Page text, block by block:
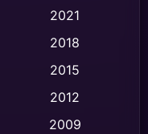
(47)
(436)
2021
2018
2015
2012
2009